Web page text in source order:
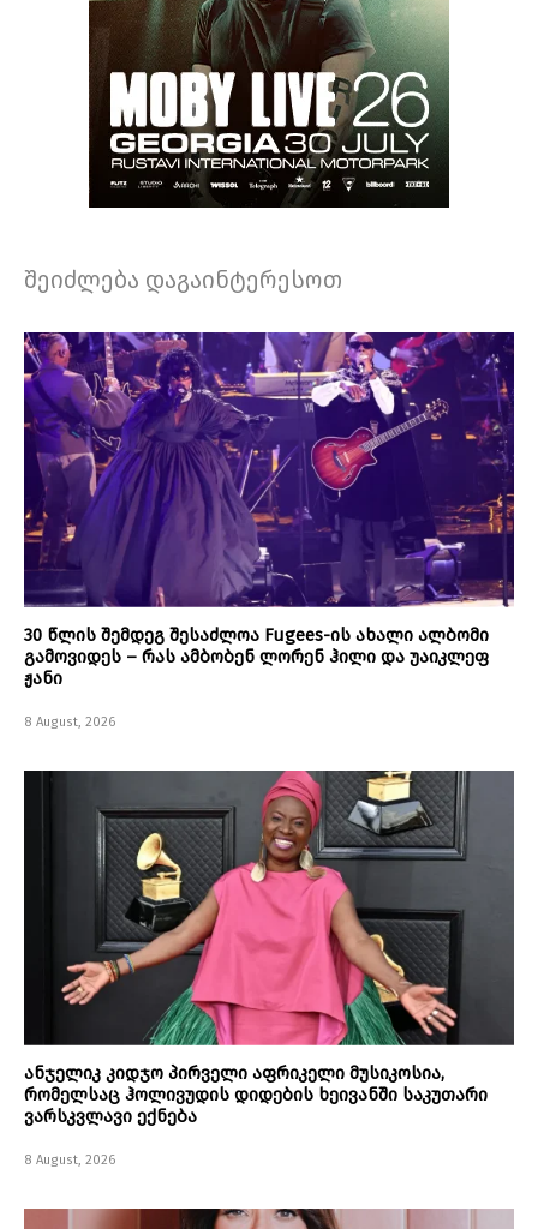
შეიძლება დაგაინტერესოთ
30 წლის შემდეგ შესაძლოა Fugees-ის ახალი ალბომი
გამოვიდეს – რას ამბობენ ლორენ ჰილი და უაიკლეფ
ჟანი
8 August, 2026
ანჯელიკ კიდჯო პირველი აფრიკელი მუსიკოსია,
რომელსაც ჰოლივუდის დიდების ხეივანში საკუთარი
ვარსკვლავი ექნება
8 August, 2026